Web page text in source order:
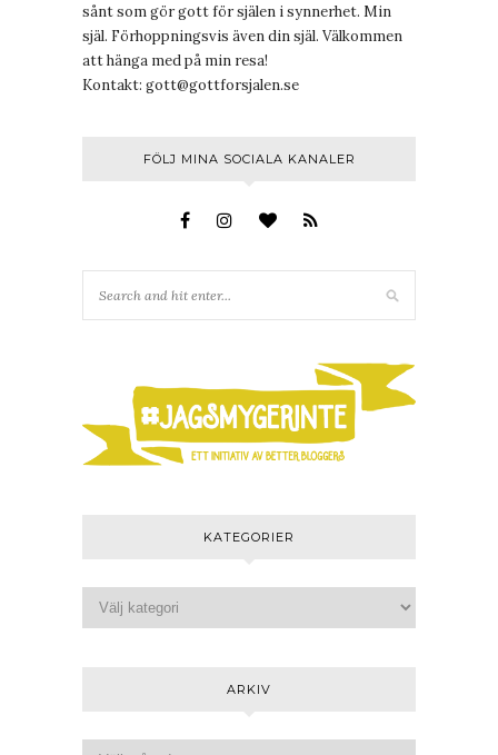
sånt som gör gott för själen i synnerhet. Min
själ. Förhoppningsvis även din själ. Välkommen
att hänga med på min resa!
Kontakt: gott@gottforsjalen.se
FÖLJ MINA SOCIALA KANALER
KATEGORIER
ARKIV